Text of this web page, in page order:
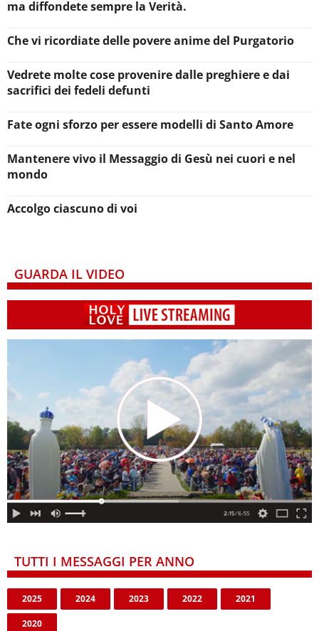
ma diffondete sempre la Verità.
Che vi ricordiate delle povere anime del Purgatorio
Vedrete molte cose provenire dalle preghiere e dai
sacrifici dei fedeli defunti
Fate ogni sforzo per essere modelli di Santo Amore
Mantenere vivo il Messaggio di Gesù nei cuori e nel
mondo
Accolgo ciascuno di voi
GUARDA IL VIDEO
TUTTI I MESSAGGI PER ANNO
2025 2024 2023 2022 2021
2020